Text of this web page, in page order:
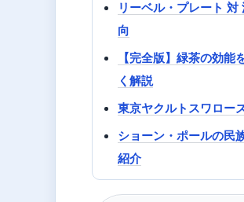
リーベル・プレート
向
【完全版】緑茶の効
く解説
東京ヤクルトスワロー
ショーン・ポールの民
紹介